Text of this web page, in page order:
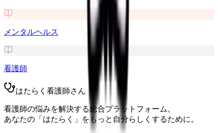
メンタルヘルス
看護師
はたらく看護師さん
看護師の悩みを解決する総合プラットフォーム。
あなたの「はたらく」をもっと自分らしくするために。